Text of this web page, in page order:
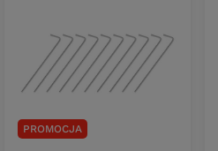
PROMOCJA